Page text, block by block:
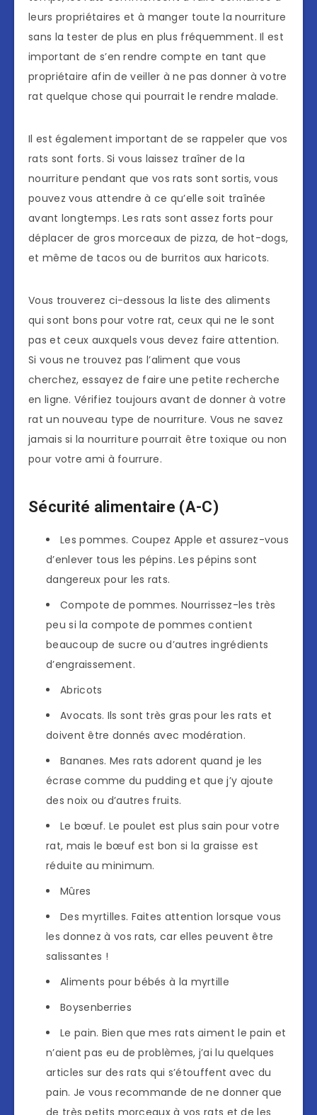
leurs propriétaires et à manger toute la nourriture
sans la tester de plus en plus fréquemment. Il est
important de s’en rendre compte en tant que
propriétaire afin de veiller à ne pas donner à votre
rat quelque chose qui pourrait le rendre malade.
Il est également important de se rappeler que vos
rats sont forts. Si vous laissez traîner de la
nourriture pendant que vos rats sont sortis, vous
pouvez vous attendre à ce qu’elle soit traînée
avant longtemps. Les rats sont assez forts pour
déplacer de gros morceaux de pizza, de hot-dogs,
et même de tacos ou de burritos aux haricots.
Vous trouverez ci-dessous la liste des aliments
qui sont bons pour votre rat, ceux qui ne le sont
pas et ceux auxquels vous devez faire attention.
Si vous ne trouvez pas l’aliment que vous
cherchez, essayez de faire une petite recherche
en ligne. Vérifiez toujours avant de donner à votre
rat un nouveau type de nourriture. Vous ne savez
jamais si la nourriture pourrait être toxique ou non
pour votre ami à fourrure.
Sécurité alimentaire (A-C)
Les pommes. Coupez Apple et assurez-vous
d’enlever tous les pépins. Les pépins sont
dangereux pour les rats.
Compote de pommes. Nourrissez-les très
peu si la compote de pommes contient
beaucoup de sucre ou d’autres ingrédients
d’engraissement.
Abricots
Avocats. Ils sont très gras pour les rats et
doivent être donnés avec modération.
Bananes. Mes rats adorent quand je les
écrase comme du pudding et que j’y ajoute
des noix ou d’autres fruits.
Le bœuf. Le poulet est plus sain pour votre
rat, mais le bœuf est bon si la graisse est
réduite au minimum.
Mûres
Des myrtilles. Faites attention lorsque vous
les donnez à vos rats, car elles peuvent être
salissantes !
Aliments pour bébés à la myrtille
Boysenberries
Le pain. Bien que mes rats aiment le pain et
n’aient pas eu de problèmes, j’ai lu quelques
articles sur des rats qui s’étouffent avec du
pain. Je vous recommande de ne donner que